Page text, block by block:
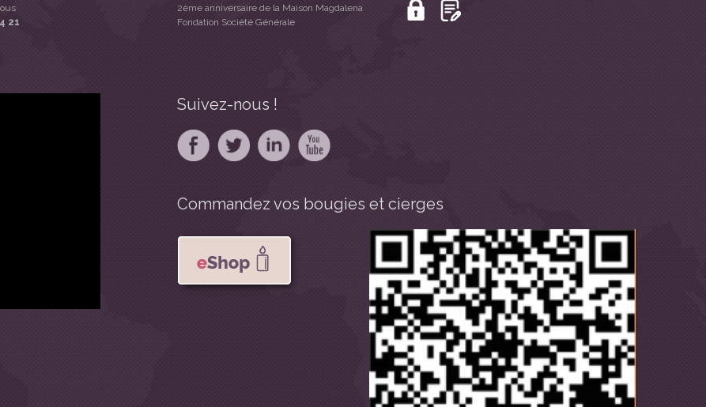
21
2ème anniversaire de la Maison Magdalena
Fondation Société Générale
Suivez-nous !
Commandez vos bougies et cierges